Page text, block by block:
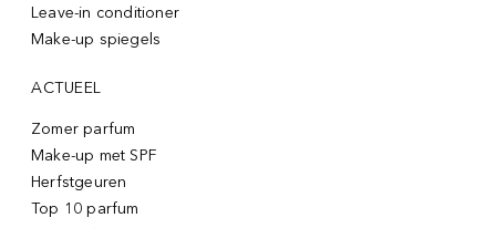
Leave-in conditioner
Make-up spiegels
ACTUEEL
Zomer parfum
Make-up met SPF
Herfstgeuren
Top 10 parfum